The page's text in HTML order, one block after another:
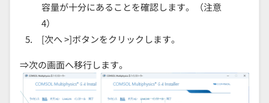
容量が十分にあることを確認します。（注意
4）
[次へ >]ボタンをクリックします。
⇒次の画面へ移行します。